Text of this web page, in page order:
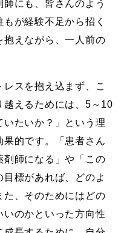
にも、皆さんのよう
が経験不足から招く
抱えながら、一人前の
スを抱え込まず、こ
越えるためには、5～10
たいか？」という理
的です。「患者さん
師になる」や「この
標があれば、どのよ
た、そのためにはどの
いのかといった方向性